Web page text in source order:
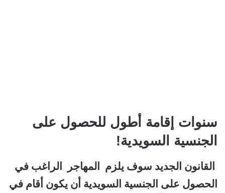
سنوات إقامة أطول للحصول على
الجنسية السويدية!
القانون الجديد سوف يلزم المهاجر الراغب في
الحصول على الجنسية السويدية أن يكون أقام في